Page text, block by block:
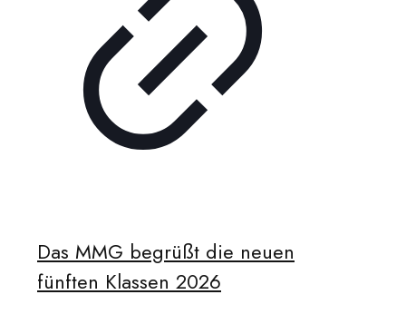
Das MMG begrüßt die neuen
fünften Klassen 2026